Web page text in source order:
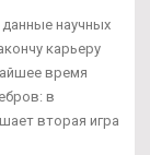
научных
карьеру
время
в
вторая игра